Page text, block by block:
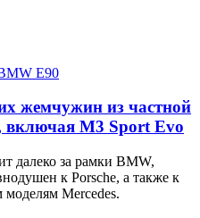
E90
жемчужин из частной
M3 Sport Evo
далеко за рамки BMW,
к Porsche, а также к
моделям Mercedes.